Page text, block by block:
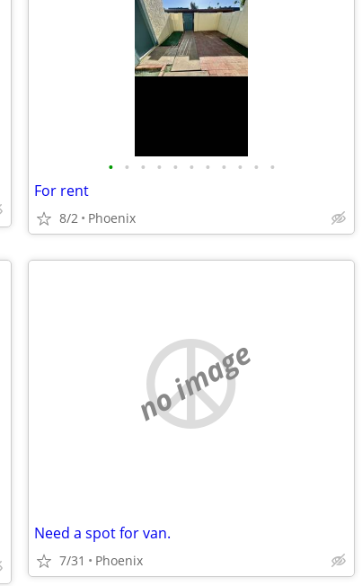
• • • • • • • • • • •
For rent
8/2 Phoenix
no image
Need a spot for van.
7/31 Phoenix